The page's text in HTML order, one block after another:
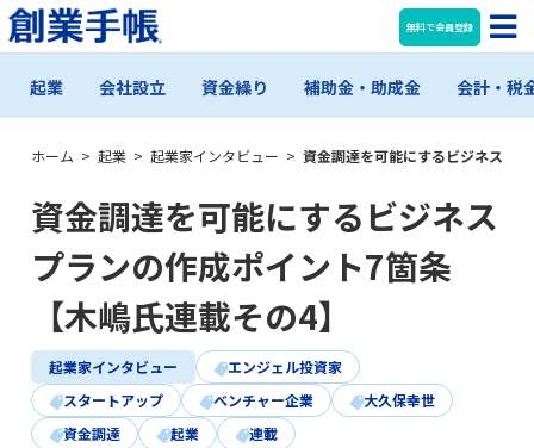
無料で会員登録
起業 会社設立 資金繰り 補助金・助成金 会計・税
ホーム > 起業 > 起業家インタビュー > 資金調達を可能にするビジネスプ
資金調達を可能にするビジネス
プランの作成ポイント7箇条
【木嶋氏連載その4】
起業家インタビュー
エンジェル投資家
スタートアップ
ベンチャー企業
大久保幸世
資金調達
起業 連載